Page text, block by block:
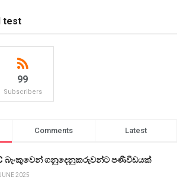
test
99
Subscribers
Comments Latest
බැංකුවෙන් ගනුදෙනුකරුවන්ට පණිවිඩයක්
2025